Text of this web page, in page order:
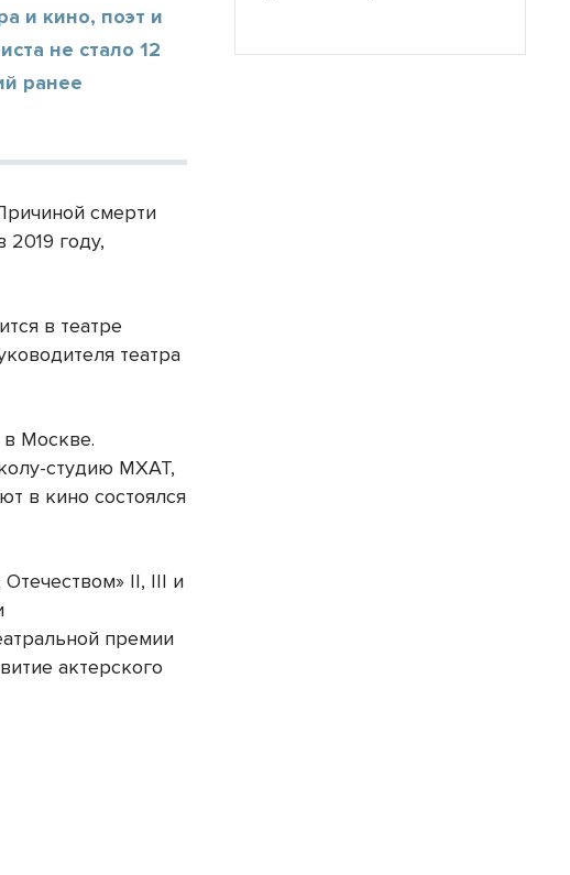
и кино, поэт и
не стало 12
ранее
смерти
2019 году,
в театре
театра
в Москве.
студию МХАТ,
в кино состоялся
II, III и
премии
актерского